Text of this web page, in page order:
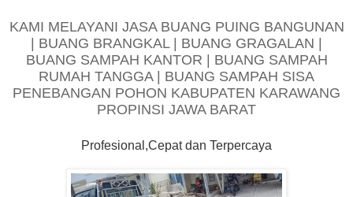
KAMI MELAYANI JASA BUANG PUING BANGUNAN
| BUANG BRANGKAL | BUANG GRAGALAN |
BUANG SAMPAH KANTOR | BUANG SAMPAH
RUMAH TANGGA | BUANG SAMPAH SISA
PENEBANGAN POHON KABUPATEN KARAWANG
PROPINSI JAWA BARAT
Profesional,Cepat dan Terpercaya